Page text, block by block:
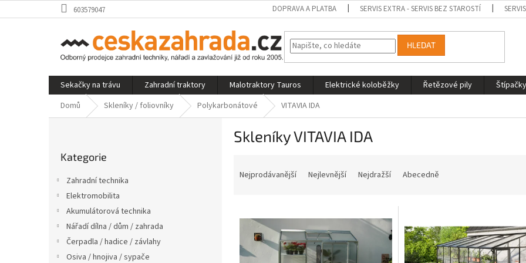
na
603579047 DOPRAVA A PLATBA SERVIS EXTRA - SERVIS BEZ STAROSTÍ
HLEDAT
Sekačky na trávu Zahradní traktory Malotraktory Tauros Elektrické koloběžky Řetězové pily
Domů
Skleníky / foliovníky Polykarbonátové VITAVIA IDA
kategorie
Kategorie
Zahradní technika
Elektromobilita
Akumulátorová technika
Nářadí dílna / dům / zahrada
Čerpadla / hadice / závlahy
Osiva / hnojiva / sypače
Skleníky VITAVIA IDA
Nejprodávanější Nejlevnější Nejdražší Abecedně